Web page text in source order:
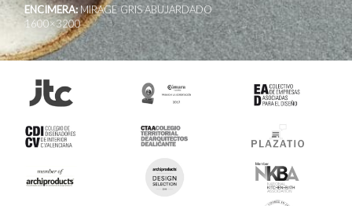
ENCIMERA:MIRAGE GRIS ABUJARDADO
1600×3200